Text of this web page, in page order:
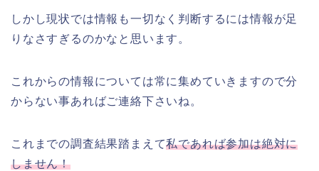
しかし現状では情報も一切なく判断するには情報が足
りなさすぎるのかなと思います。
これからの情報については常に集めていきますので分
からない事あればご連絡下さいね。
これまでの調査結果踏まえて私であれば参加は絶対に
しません！